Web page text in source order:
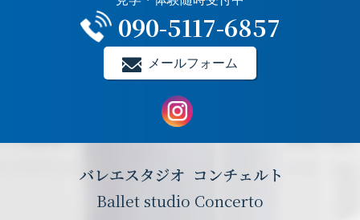
090-5117-6857
メールフォーム
Ballet studio Concerto